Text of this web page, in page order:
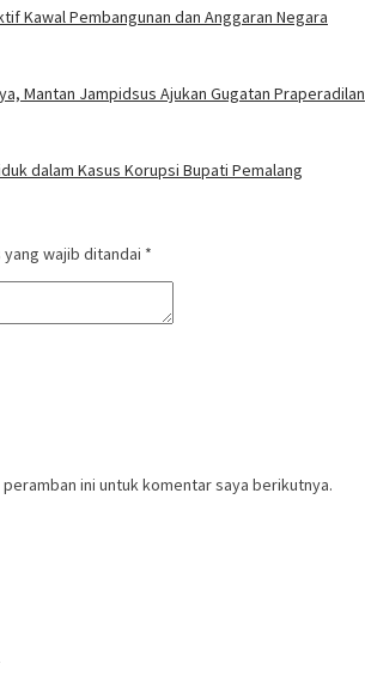
Kawal Pembangunan dan Anggaran Negara
Mantan Jampidsus Ajukan Gugatan Praperadilan
dalam Kasus Korupsi Bupati Pemalang
yang wajib ditandai *
ini untuk komentar saya berikutnya.